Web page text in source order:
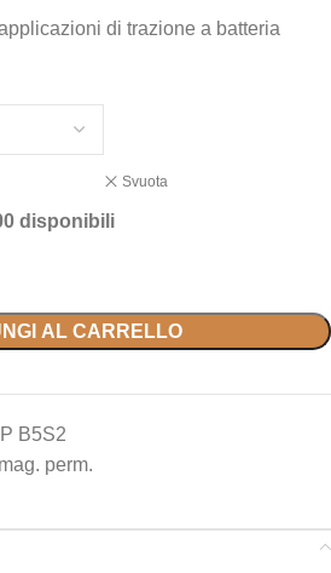
di trazione a batteria
Svuota
disponibili
AL CARRELLO
B5S2
perm.